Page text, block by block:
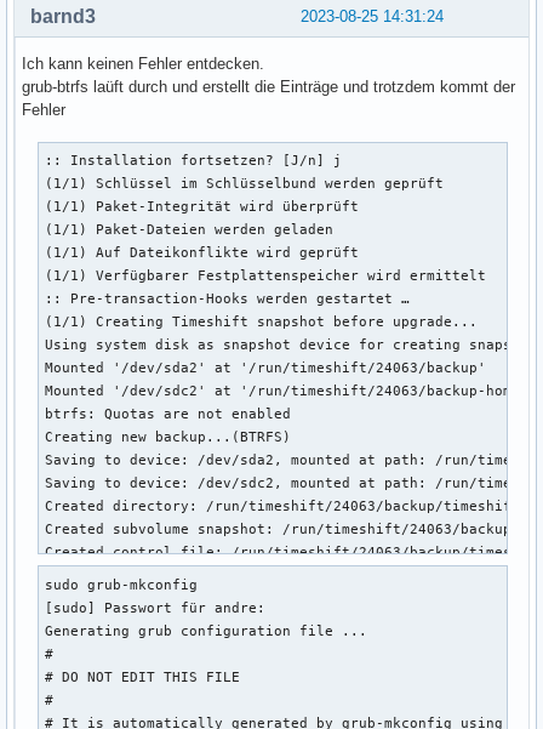
2023-08-25 14:31:24
barnd3
Ich kann keinen Fehler entdecken.
grub-btrfs laüft durch und erstellt die Einträge und trotzdem kommt der
Fehler
:: Installation fortsetzen? [J/n] j
(1/1) Schlüssel im Schlüsselbund werden geprüft
(1/1) Paket-Integrität wird überprüft
(1/1) Paket-Dateien werden geladen
(1/1) Auf Dateikonflikte wird geprüft
(1/1) Verfügbarer Festplattenspeicher wird ermittelt
:: Pre-transaction-Hooks werden gestartet …
(1/1) Creating Timeshift snapshot before upgrade...
Using system disk as snapshot device for creating snapshots
Mounted '/dev/sda2' at '/run/timeshift/24063/backup'
Mounted '/dev/sdc2' at '/run/timeshift/24063/backup-home'
btrfs: Quotas are not enabled
Creating new backup...(BTRFS)
Saving to device: /dev/sda2, mounted at path: /run/
Saving to device: /dev/sdc2, mounted at path: /run/
Created directory: /run/timeshift/24063/backup/timeshift-
Created subvolume snapshot: /run/timeshift/24063/backup/
Created control file: /run/timeshift/24063/backup/
sudo grub-mkconfig
[sudo] Passwort für andre:
Generating grub configuration file ...
#
# DO NOT EDIT THIS FILE
#
# It is automatically generated by grub-mkconfig using